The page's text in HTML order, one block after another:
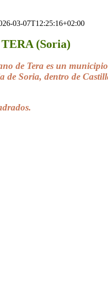
03-07T12:25:16+02:00
(Soria)
de Tera es un
de Soria, dentro de